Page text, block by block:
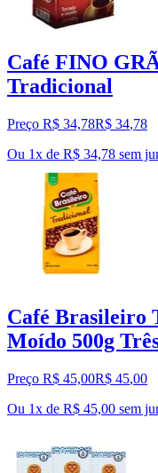
Café FINO
Tradicional
Preço R$ 34,78R$ 34,78
Ou 1x de R$ 34,78 sem
Café Brasileiro
Moído 500g
Preço R$ 45,00R$ 45,00
Ou 1x de R$ 45,00 sem